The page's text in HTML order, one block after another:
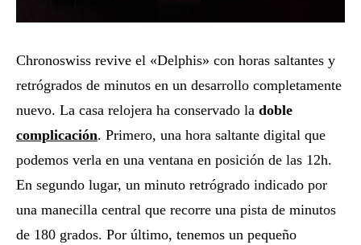
Chronoswiss revive el «Delphis» con horas saltantes y
retrógrados de minutos en un desarrollo completamente
nuevo. La casa relojera ha conservado la doble
complicación. Primero, una hora saltante digital que
podemos verla en una ventana en posición de las 12h.
En segundo lugar, un minuto retrógrado indicado por
una manecilla central que recorre una pista de minutos
de 180 grados. Por último, tenemos un pequeño